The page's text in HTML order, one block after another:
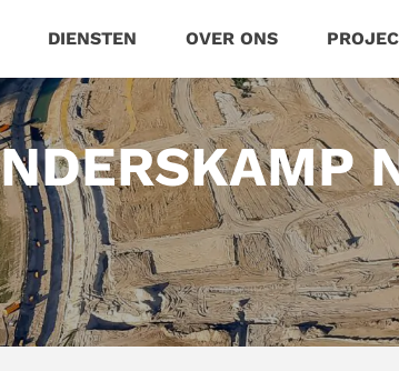
DIENSTEN OVER ONS